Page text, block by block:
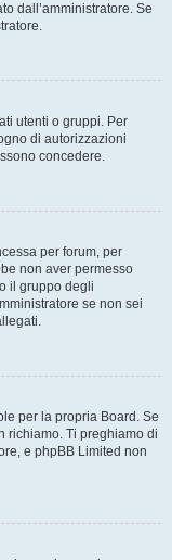
dall’amministratore. Se
utenti o gruppi. Per
di autorizzazioni
concedere.
per forum, per
non aver permesso
il gruppo degli
se non sei
per la propria Board. Se
richiamo. Ti preghiamo di
e phpBB Limited non